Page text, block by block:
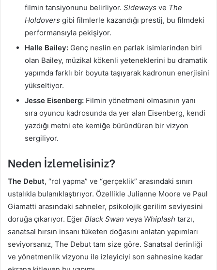
filmin tansiyonunu belirliyor. Sideways ve The
Holdovers gibi filmlerle kazandığı prestij, bu filmdeki
performansıyla pekişiyor.
Halle Bailey: Genç neslin en parlak isimlerinden biri
olan Bailey, müzikal kökenli yeteneklerini bu dramatik
yapımda farklı bir boyuta taşıyarak kadronun enerjisini
yükseltiyor.
Jesse Eisenberg: Filmin yönetmeni olmasının yanı
sıra oyuncu kadrosunda da yer alan Eisenberg, kendi
yazdığı metni ete kemiğe büründüren bir vizyon
sergiliyor.
Neden İzlemelisiniz?
The Debut, “rol yapma” ve “gerçeklik” arasındaki sınırı
ustalıkla bulanıklaştırıyor. Özellikle Julianne Moore ve Paul
Giamatti arasındaki sahneler, psikolojik gerilim seviyesini
doruğa çıkarıyor. Eğer Black Swan veya Whiplash tarzı,
sanatsal hırsın insanı tüketen doğasını anlatan yapımları
seviyorsanız, The Debut tam size göre. Sanatsal derinliği
ve yönetmenlik vizyonu ile izleyiciyi son sahnesine kadar